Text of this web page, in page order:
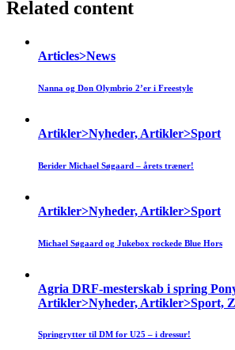
Related content
Articles>News
Nanna og Don Olymbrio 2’er i Freestyle
Artikler>Nyheder, Artikler>Sport
Berider Michael Søgaard – årets træner!
Artikler>Nyheder, Artikler>Sport
Michael Søgaard og Jukebox rockede Blue Hors
Agria DRF-mesterskab i spring
Artikler>Nyheder, Artikler>Sport,
Springrytter til DM for U25 – i dressur!